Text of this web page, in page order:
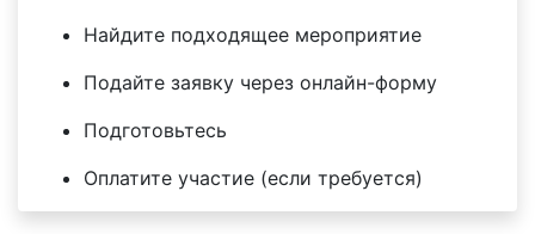
Найдите подходящее мероприятие
Подайте заявку через онлайн-форму
Подготовьтесь
Оплатите участие (если требуется)